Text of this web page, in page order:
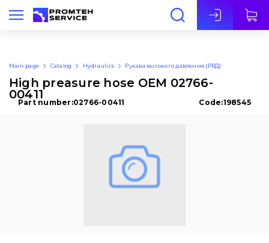
Eng
Main page Catalog Hydraulics Рукава высокого давления (РВД)
High preasure hose OEM 02766-
00411
Part number:02766-00411 Code:198545